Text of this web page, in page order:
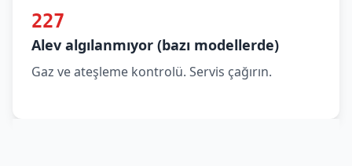
227
Alev algılanmıyor (bazı modellerde)
Gaz ve ateşleme kontrolü. Servis çağırın.